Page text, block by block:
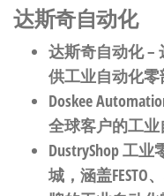
达斯奇自动化
达斯奇自动化–
供工业自动化
Doskee
全球客户的工
DustryShop 工
城，涵盖FESTO、